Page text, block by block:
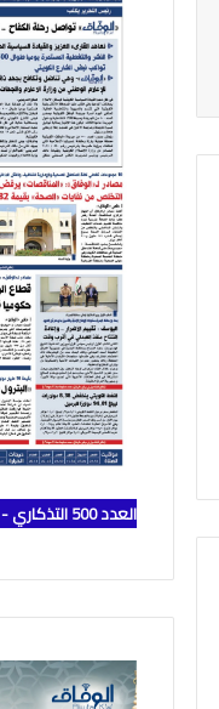
العدد 500 التذكاري - 26 يوليو 2026 - السنة الثالثة